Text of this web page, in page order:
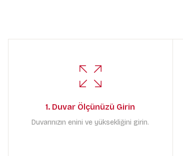
1. Duvar Ölçünüzü Girin
Duvarınızın enini ve yüksekliğini girin.